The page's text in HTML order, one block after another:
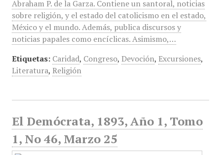
Abraham P. de la Garza. Contiene un santoral, noticias
sobre religión, y el estado del catolicismo en el estado,
México y el mundo. Además, publica discursos y
noticias papales como encíclicas. Asimismo,…
Etiquetas: Caridad, Congreso, Devoción, Excursiones,
Literatura, Religión
El Demócrata, 1893, Año 1, Tomo
1, No 46, Marzo 25